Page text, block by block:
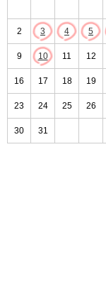
2 3 4 5
9 10 11 12
16 17 18 19
23 24 25 26
30 31